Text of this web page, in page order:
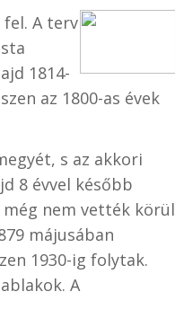
A terv
1814-
az 1800-as évek
s az akkori
8 évvel később
nem vették körül
májusában
1930-ig folytak.
A